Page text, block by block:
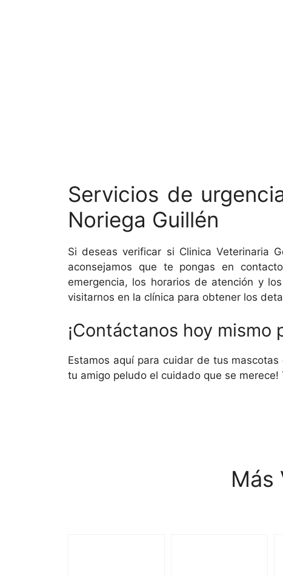
Servicios de
Noriega Guillén
Si deseas verificar si Clinica Veterinaria
aconsejamos que te pongas en
emergencia, los horarios de atención y
visitarnos en la clínica para obtener los
¡Contáctanos hoy
Estamos aquí para cuidar de tus
tu amigo peludo el cuidado que se
Más